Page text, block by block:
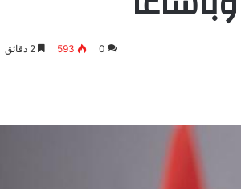
0
593 2 دقائق